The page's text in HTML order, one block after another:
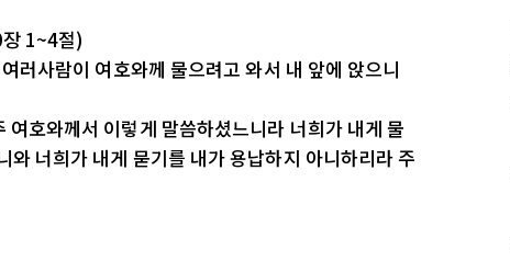
1~4절)
러사람이 여호와께 물으려고 와서 내 앞에 앉으니
호와께서 이렇게 말씀하셨느니라 너희가 내게 물
너희가 내게 묻기를 내가 용납하지 아니하리라 주